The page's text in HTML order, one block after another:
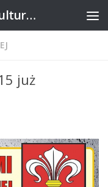
Miejsko - Gminny Ośrodek Kultury w Mikstacie
już